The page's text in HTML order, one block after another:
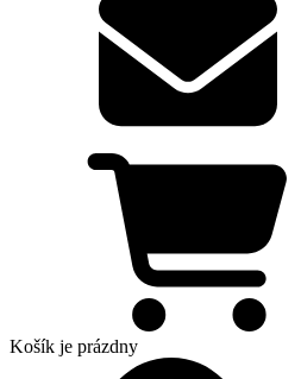
Košík je prázdny